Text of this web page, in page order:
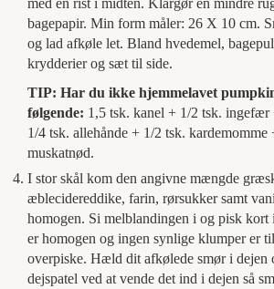
med en rist i midten. Klargør en mindre
bagepapir. Min form måler: 26 X 10 cm.
og lad afkøle let. Bland hvedemel,
krydderier og sæt til side.
TIP: Har du ikke hjemmelavet
følgende: 1,5 tsk. kanel + 1/2 tsk.
1/4 tsk. allehånde + 1/2 tsk.
muskatnød.
I stor skål kom den angivne mængde
æblecidereddike, farin, rørsukker samt
homogen. Si melblandingen i og pisk
er homogen og ingen synlige klumper er
overpiske. Hæld dit afkølede smør i dejen
dejspatel ved at vende det ind i dejen så